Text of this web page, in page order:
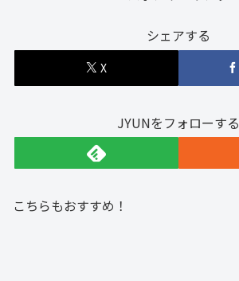
シェアする
X
JYUNをフォローする
こちらもおすすめ！